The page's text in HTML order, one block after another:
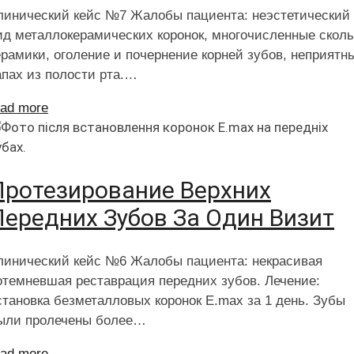
кейс №7 Жалобы пациента: неэстетический
металлокерамических коронок, многочисленные
оголение и почернение корней зубов,
из полости рта.…
more
Верхних
Зубов За Один Визит
кейс №6 Жалобы пациента: некрасивая
реставрация передних зубов. Лечение:
безметалловых коронок E.max за 1 день. Зубы
пролечены более…